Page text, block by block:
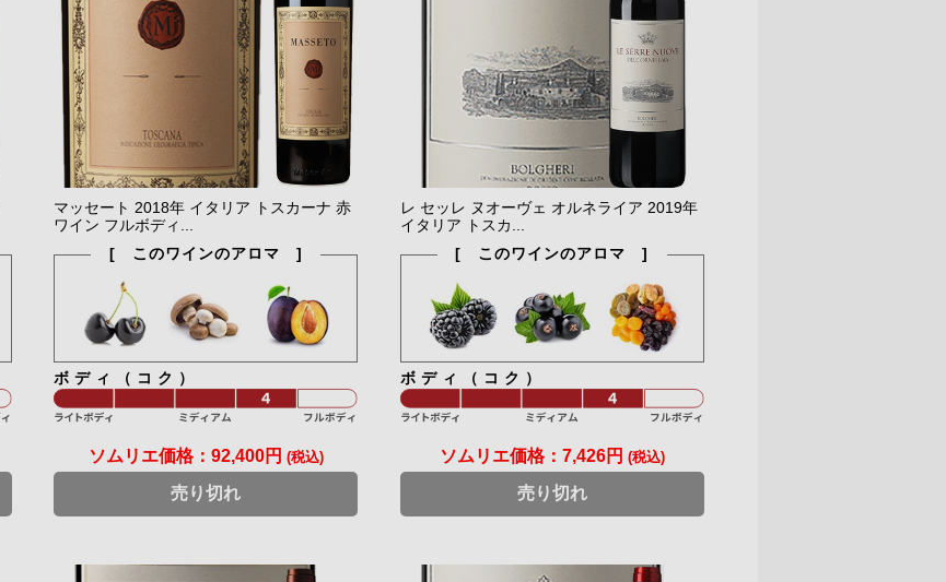
マッセート 2018年 イタリア トスカーナ 赤
ワイン フルボディ...
[ このワインのアロマ ]
ボディ（コク）
ソムリエ価格： 92,400円 (税込)
売り切れ
レ セッレ ヌオーヴェ オルネライア 2019年
イタリア トスカ...
[ このワインのアロマ ]
ボディ（コク）
ソムリエ価格： 7,426円 (税込)
売り切れ